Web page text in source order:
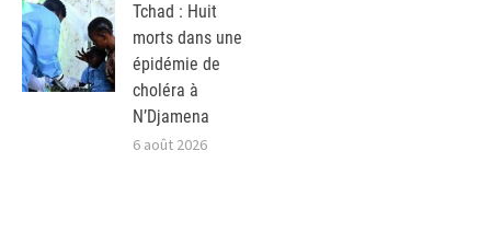
Tchad : Huit
morts dans une
épidémie de
choléra à
N’Djamena
6 août 2026